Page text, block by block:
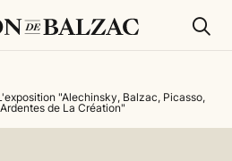
"Alechinsky, Balzac, Picasso,
de La Création"